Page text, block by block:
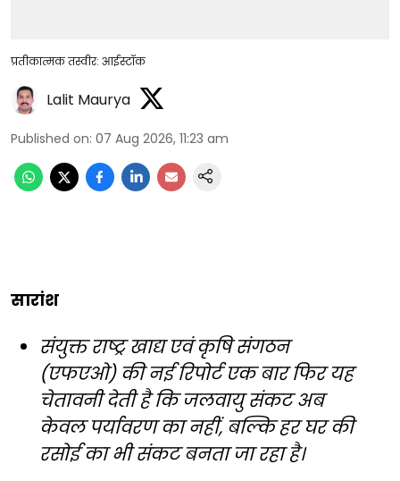
प्रतीकात्मक तस्वीर: आईस्टॉक
Lalit Maurya
Published on: 07 Aug 2026, 11:23 am
सारांश
संयुक्त राष्ट्र खाद्य एवं कृषि संगठन
(एफएओ) की नई रिपोर्ट एक बार फिर यह
चेतावनी देती है कि जलवायु संकट अब
केवल पर्यावरण का नहीं, बल्कि हर घर की
रसोई का भी संकट बनता जा रहा है।